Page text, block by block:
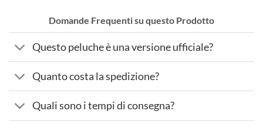
Domande Frequenti su questo Prodotto
Questo peluche è una versione ufficiale?
Quanto costa la spedizione?
Quali sono i tempi di consegna?